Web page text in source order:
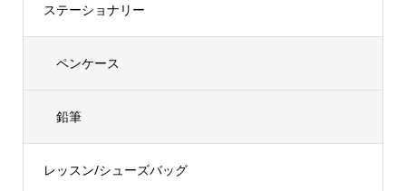
ステーショナリー
ペンケース
鉛筆
レッスン/シューズバッグ